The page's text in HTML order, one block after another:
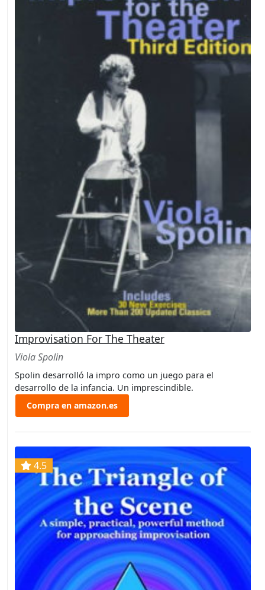
Improvisation For The Theater
Viola Spolin
Spolin desarrolló la impro como un juego para el
desarrollo de la infancia. Un imprescindible.
Compra en amazon.es
4.5